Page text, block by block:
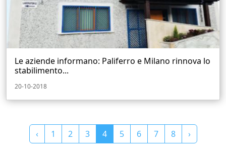
Le aziende informano: Paliferro e Milano rinnova lo
stabilimento...
20-10-2018
‹ 1 2 3 4 5 6 7 8 ›